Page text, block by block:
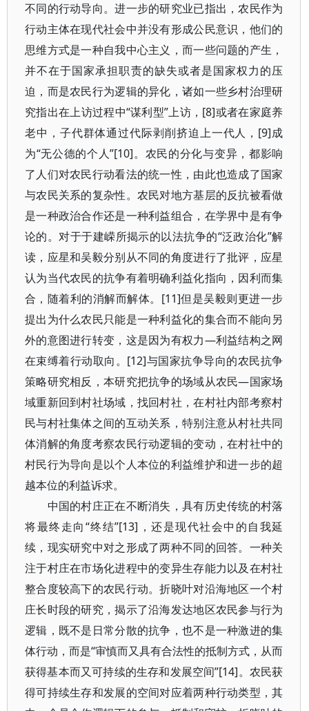
不同的行动导向。进一步的研究业已指出，农民作为
行动主体在现代社会中并没有形成公民意识，他们的
思维方式是一种自我中心主义，而一些问题的产生，
并不在于国家承担职责的缺失或者是国家权力的压
迫，而是农民行为逻辑的异化，诸如一些乡村治理研
究指出在上访过程中“谋利型”上访，[8]或者在家庭养
老中，子代群体通过代际剥削挤迫上一代人，[9]成
为“无公德的个人”[10]。农民的分化与变异，都影响
了人们对农民行动看法的统一性，由此也造成了国家
与农民关系的复杂性。农民对地方基层的反抗被看做
是一种政治合作还是一种利益组合，在学界中是有争
论的。对于于建嵘所揭示的以法抗争的“泛政治化”解
读，应星和吴毅分别从不同的角度进行了批评，应星
认为当代农民的抗争有着明确利益化指向，因利而集
合，随着利的消解而解体。[11]但是吴毅则更进一步
提出为什么农民只能是一种利益化的集合而不能向另
外的意图进行转变，这是因为有权力—利益结构之网
在束缚着行动取向。[12]与国家抗争导向的农民抗争
策略研究相反，本研究把抗争的场域从农民—国家场
域重新回到村社场域，找回村社，在村社内部考察村
民与村社集体之间的互动关系，特别注意从村社共同
体消解的角度考察农民行动逻辑的变动，在村社中的
村民行为导向是以个人本位的利益维护和进一步的超
越本位的利益诉求。
中国的村庄正在不断消失，具有历史传统的村落
将最终走向“终结”[13]，还是现代社会中的自我延
续，现实研究中对之形成了两种不同的回答。一种关
注于村庄在市场化进程中的变异生存能力以及在村社
整合度较高下的农民行动。折晓叶对沿海地区一个村
庄长时段的研究，揭示了沿海发达地区农民参与行为
逻辑，既不是日常分散的抗争，也不是一种激进的集
体行动，而是“审慎而又具有合法性的抵制方式，从而
获得基本而又可持续的生存和发展空间”[14]。农民获
得可持续生存和发展的空间对应着两种行动类型，其